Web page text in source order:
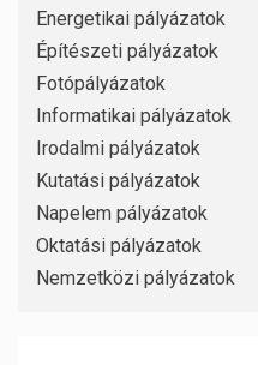
Energetikai pályázatok
Építészeti pályázatok
Fotópályázatok
Informatikai pályázatok
Irodalmi pályázatok
Kutatási pályázatok
Napelem pályázatok
Oktatási pályázatok
Nemzetközi pályázatok